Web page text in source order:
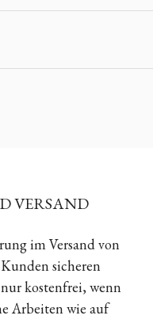
VERSAND
im Versand von
sicheren
kostenfrei, wenn
Arbeiten wie auf